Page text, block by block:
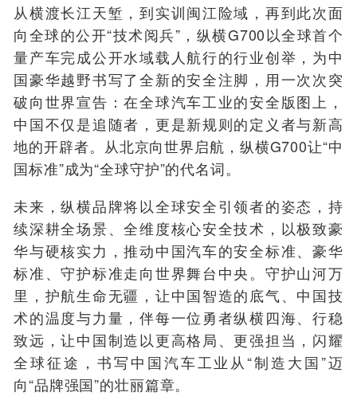
从横渡长江天堑，到实训闽江险域，再到此次面
向全球的公开“技术阅兵”，纵横G700以全球首个
量产车完成公开水域载人航行的行业创举，为中
国豪华越野书写了全新的安全注脚，用一次次突
破向世界宣告：在全球汽车工业的安全版图上，
中国不仅是追随者，更是新规则的定义者与新高
地的开辟者。从北京向世界启航，纵横G700让“中
国标准”成为“全球守护”的代名词。
未来，纵横品牌将以全球安全引领者的姿态，持
续深耕全场景、全维度核心安全技术，以极致豪
华与硬核实力，推动中国汽车的安全标准、豪华
标准、守护标准走向世界舞台中央。守护山河万
里，护航生命无疆，让中国智造的底气、中国技
术的温度与力量，伴每一位勇者纵横四海、行稳
致远，让中国制造以更高格局、更强担当，闪耀
全球征途，书写中国汽车工业从“制造大国”迈
向“品牌强国”的壮丽篇章。